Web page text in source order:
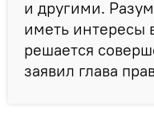
и другими.
иметь интересы
решается
заявил глава